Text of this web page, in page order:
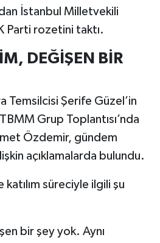
İstanbul Milletvekili
Parti rozetini taktı.
DEĞİŞEN BİR
Temsilcisi Şerife Güzel’in
Grup Toplantısı’nda
Özdemir, gündem
açıklamalarda bulundu.
süreciyle ilgili şu
bir şey yok. Aynı